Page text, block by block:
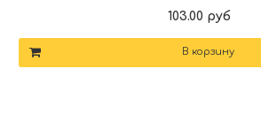
103.00 руб
В корзину